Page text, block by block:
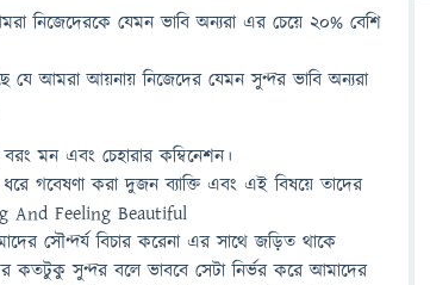
নিজেদেরকে যেমন ভাবি অন্যরা এর চেয়ে ২০% বেশি
আমরা আয়নায় নিজেদের যেমন সুন্দর ভাবি অন্যরা
বরং মন এবং চেহারার কম্বিনেশন।
ধরে গবেষণা করা দুজন ব্যাক্তি এবং এই বিষয়ে তাদের
And Feeling Beautiful
সৌন্দর্য বিচার করেনা এর সাথে জড়িত থাকে
কতটুকু সুন্দর বলে ভাববে সেটা নির্ভর করে আমাদের